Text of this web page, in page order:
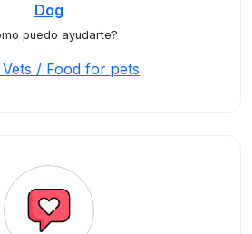
Dog
puedo ayudarte?
/ Food for pets